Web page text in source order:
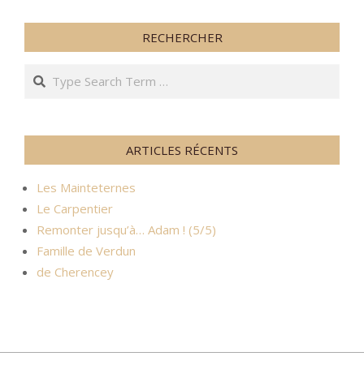
publicationsRECHERCHER
Search
ARTICLES RÉCENTS
Les Mainteternes
Le Carpentier
Remonter jusqu’à… Adam ! (5/5)
Famille de Verdun
de Cherencey